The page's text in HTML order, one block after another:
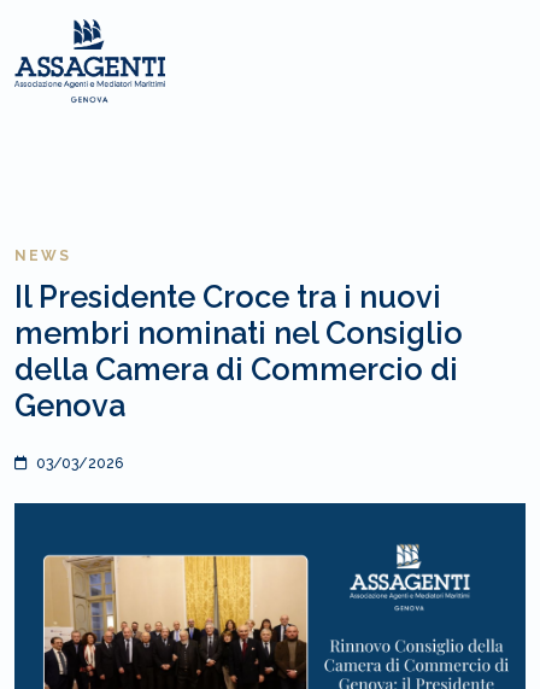
NEWS
Il Presidente Croce tra i nuovi
membri nominati nel Consiglio
della Camera di Commercio di
Genova
03/03/2026